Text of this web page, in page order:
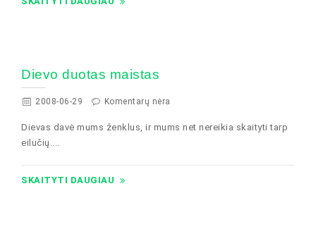
Dievo duotas maistas
2008-06-29 Komentarų nėra
Dievas davė mums ženklus, ir mums net nereikia skaityti tarp
eilučių....
SKAITYTI DAUGIAU